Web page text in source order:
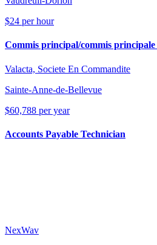
$24 per hour
Commis principal/commis
Valacta, Societe En Commandite
Sainte-Anne-de-Bellevue
$60,788 per year
Accounts Payable Technician
NexWav